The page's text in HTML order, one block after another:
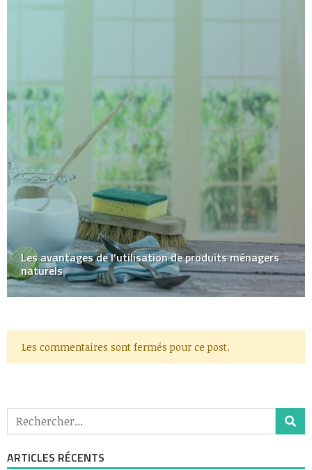
Les avantages de l’utilisation de produits ménagers
naturels
Les commentaires sont fermés pour ce post.
ARTICLES RÉCENTS